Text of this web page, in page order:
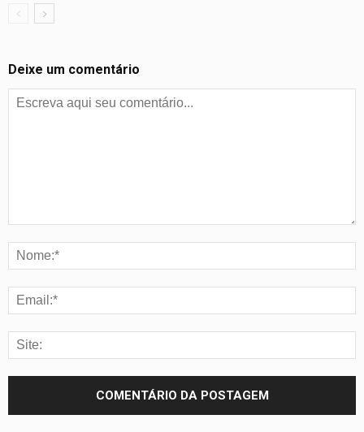
Deixe um comentário